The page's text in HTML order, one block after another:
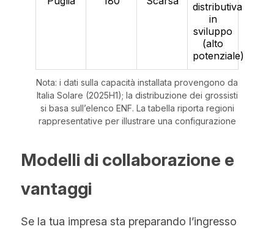
Modelli di collaborazione e
vantaggi
Se la tua impresa sta preparando l’ingresso